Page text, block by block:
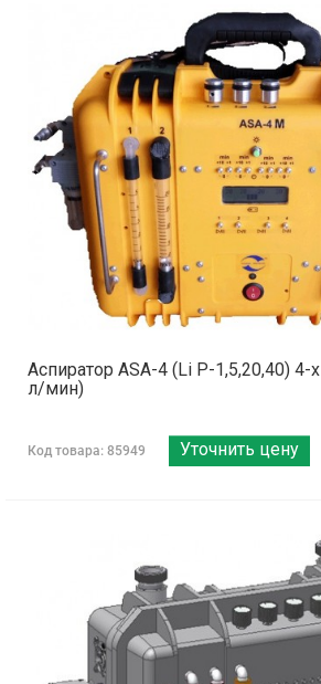
Аспиратор ASA-4 (Li Р-1,5,20,40) 4-
л/мин)
Код товара: 85949 Уточнить цену